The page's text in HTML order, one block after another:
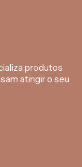
produtos
atingir o seu